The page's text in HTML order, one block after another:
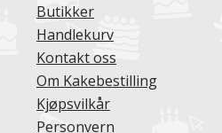
Butikker
Handlekurv
Kontakt oss
Om Kakebestilling
Kjøpsvilkår
Personvern